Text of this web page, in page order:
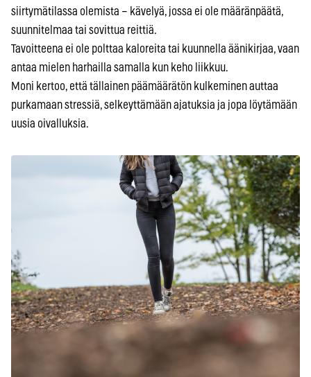
siirtymätilassa olemista – kävelyä, jossa ei ole määränpäätä,
suunnitelmaa tai sovittua reittiä.
Tavoitteena ei ole polttaa kaloreita tai kuunnella äänikirjaa, vaan
antaa mielen harhailla samalla kun keho liikkuu.
Moni kertoo, että tällainen päämäärätön kulkeminen auttaa
purkamaan stressiä, selkeyttämään ajatuksia ja jopa löytämään
uusia oivalluksia.